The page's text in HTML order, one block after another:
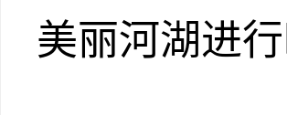
美丽河湖进